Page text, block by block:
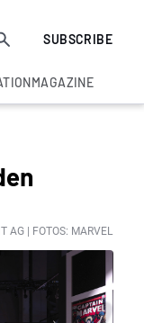
SUBSCRIBE
MAGAZINE
AG | FOTOS: MARVEL